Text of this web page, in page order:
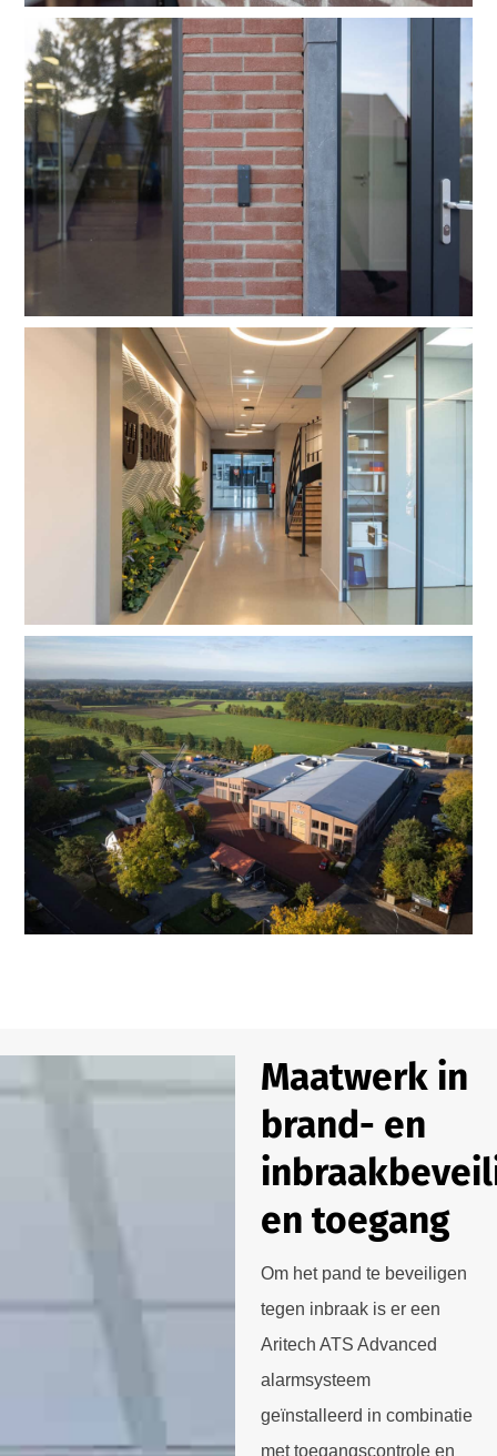
Maatwerk in
brand- en
en toegang
Om het pand te beveiligen
tegen inbraak is er een
Aritech ATS Advanced
alarmsysteem
geïnstalleerd in combinatie
met toegangscontrole en